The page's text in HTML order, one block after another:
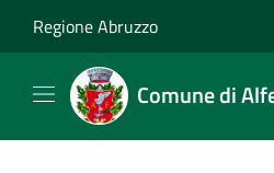
Regione Abruzzo
Comune di